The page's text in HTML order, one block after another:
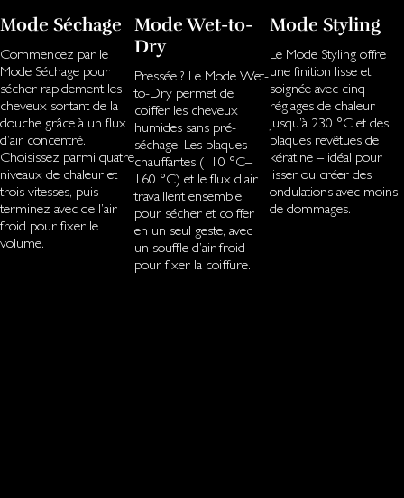
Mode Séchage
Commencez par le
Mode Séchage pour
sécher rapidement les
cheveux sortant de la
douche grâce à un flux
d’air concentré.
Choisissez parmi quatre
niveaux de chaleur et
trois vitesses, puis
terminez avec de l’air
froid pour fixer le
volume.
Mode Wet-to-
Dry
Pressée ? Le Mode Wet-
to-Dry permet de
coiffer les cheveux
humides sans pré-
séchage. Les plaques
chauffantes (110 °C–
160 °C) et le flux d’air
travaillent ensemble
pour sécher et coiffer
en un seul geste, avec
un souffle d’air froid
pour fixer la coiffure.
Mode Styling
Le Mode Styling offre
une finition lisse et
soignée avec cinq
réglages de chaleur
jusqu’à 230 °C et des
plaques revêtues de
kératine – idéal pour
lisser ou créer des
ondulations avec moins
de dommages.